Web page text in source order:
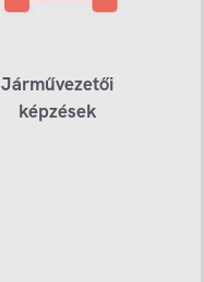
Járművezetői
képzések